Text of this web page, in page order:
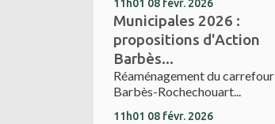
11h01 08 févr. 2026
Municipales 2026 :
propositions d'Action
Barbès...
Réaménagement du carrefour
Barbès-Rochechouart...
11h01 08 févr. 2026